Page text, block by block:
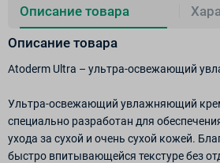
Описание товара
Описание товара
Atoderm Ultra – ультра-освежающий
Ультра-освежающий увлажняющий
специально разработан для
ухода за сухой и очень сухой кожей.
быстро впитывающейся текстуре без